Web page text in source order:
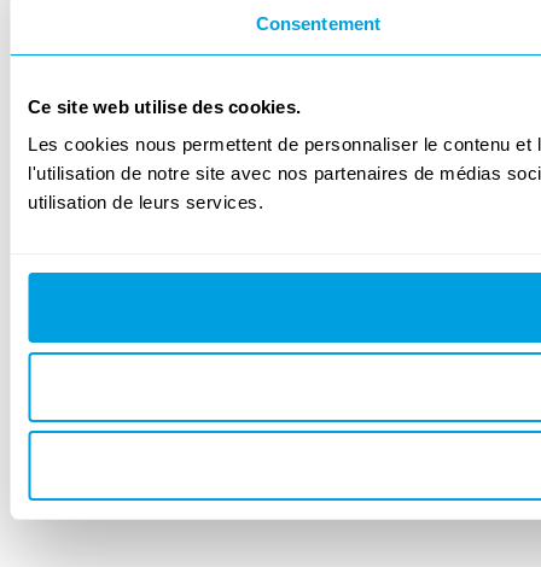
Consentement
Ce site web utilise des cookies.
Les cookies nous permettent de personnaliser le contenu
l'utilisation de notre site avec nos partenaires de médias
utilisation de leurs services.